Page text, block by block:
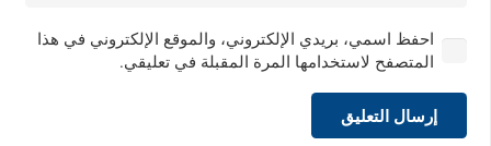
احفظ اسمي، بريدي الإلكتروني، والموقع الإلكتروني في هذا
المتصفح لاستخدامها المرة المقبلة في تعليقي.
إرسال التعليق